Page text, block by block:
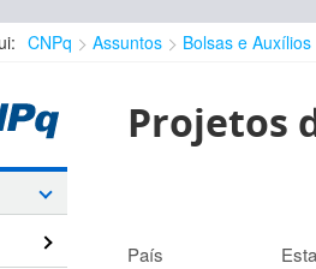
CNPq Assuntos Bolsas e Auxílios
Projetos
País